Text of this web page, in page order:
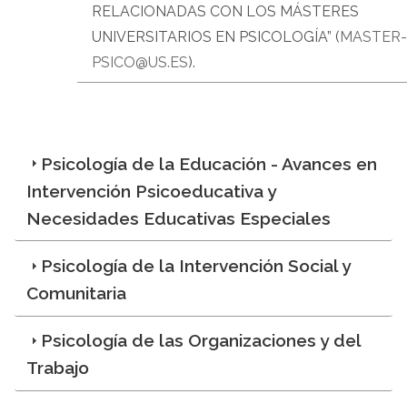
RELACIONADAS CON LOS MÁSTERES
UNIVERSITARIOS EN PSICOLOGÍA” ( MASTER-
PSICO@US.ES).
Psicología de la Educación - Avances en
Intervención Psicoeducativa y
Necesidades Educativas Especiales
Psicología de la Intervención Social y
Comunitaria
Psicología de las Organizaciones y del
Trabajo